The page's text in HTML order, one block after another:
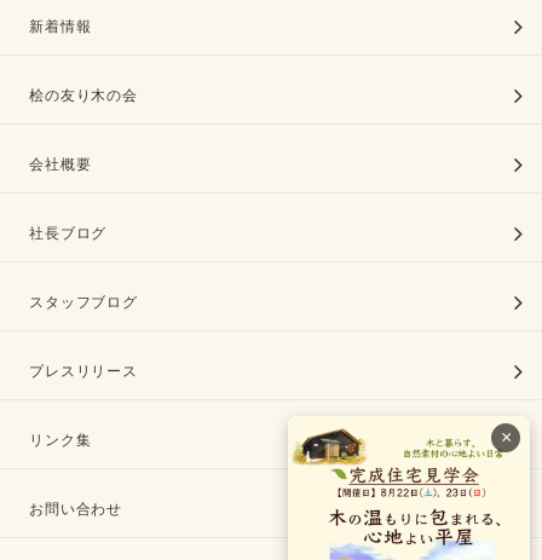
×
新着情報
桧の友り木の会
会社概要
社長ブログ
スタッフブログ
プレスリリース
リンク集
お問い合わせ